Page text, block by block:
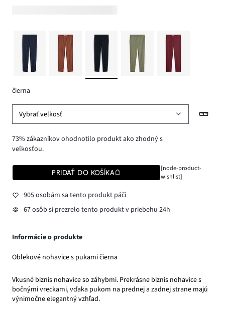
čierna
Vybrať veľkosť
73% zákazníkov ohodnotilo produkt ako zhodný s
veľkosťou.
PRIDAŤ DO KOŠÍKA
[node-product-
wishlist]
905 osobám sa tento produkt páči
67 osôb si prezrelo tento produkt v priebehu 24h
Informácie o produkte
Oblekové nohavice s pukami čierna
Vkusné biznis nohavice so záhybmi. Prekrásne biznis nohavice s
bočnými vreckami, vďaka pukom na prednej a zadnej strane majú
výnimočne elegantný vzhľad.